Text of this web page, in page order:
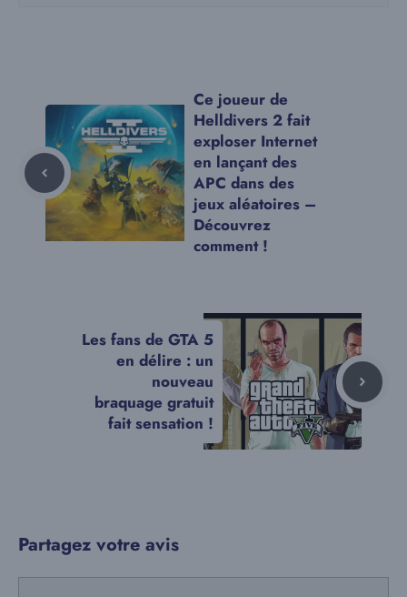
Ce joueur de
Helldivers 2 fait
exploser Internet
en lançant des
APC dans des
jeux aléatoires –
Découvrez
comment !
Les fans de GTA 5
en délire : un
nouveau
braquage gratuit
fait sensation !
Partagez votre avis